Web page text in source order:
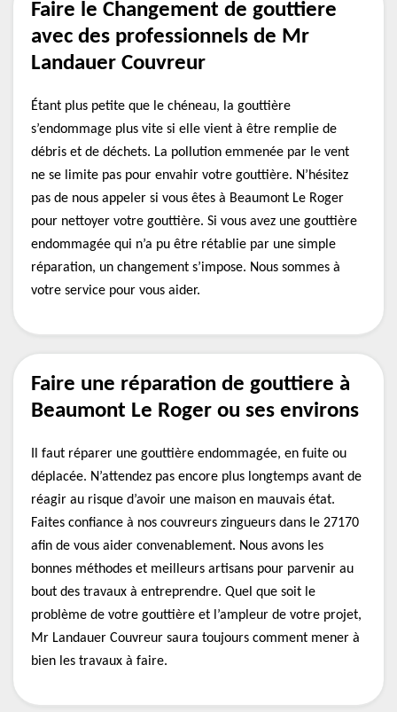
Faire le Changement de gouttiere
avec des professionnels de Mr
Landauer Couvreur
Étant plus petite que le chéneau, la gouttière
s’endommage plus vite si elle vient à être remplie de
débris et de déchets. La pollution emmenée par le vent
ne se limite pas pour envahir votre gouttière. N’hésitez
pas de nous appeler si vous êtes à Beaumont Le Roger
pour nettoyer votre gouttière. Si vous avez une gouttière
endommagée qui n’a pu être rétablie par une simple
réparation, un changement s’impose. Nous sommes à
votre service pour vous aider.
Faire une réparation de gouttiere à
Beaumont Le Roger ou ses environs
Il faut réparer une gouttière endommagée, en fuite ou
déplacée. N’attendez pas encore plus longtemps avant de
réagir au risque d’avoir une maison en mauvais état.
Faites confiance à nos couvreurs zingueurs dans le 27170
afin de vous aider convenablement. Nous avons les
bonnes méthodes et meilleurs artisans pour parvenir au
bout des travaux à entreprendre. Quel que soit le
problème de votre gouttière et l’ampleur de votre projet,
Mr Landauer Couvreur saura toujours comment mener à
bien les travaux à faire.